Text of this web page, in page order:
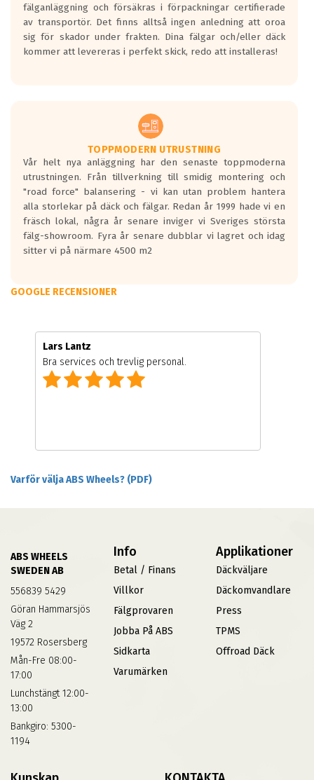
fälganläggning och försäkras i förpackningar certifierade
av transportör. Det finns alltså ingen anledning att oroa
sig för skador under frakten. Dina fälgar och/eller däck
kommer att levereras i perfekt skick, redo att installeras!
TOPPMODERN UTRUSTNING
Vår helt nya anläggning har den senaste toppmoderna
utrustningen. Från tillverkning till smidig montering och
"road force" balansering - vi kan utan problem hantera
alla storlekar på däck och fälgar. Redan år 1999 hade vi en
fräsch lokal, några år senare inviger vi Sveriges största
fälg-showroom. Fyra år senare dubblar vi lagret och idag
sitter vi på närmare 4500 m2
GOOGLE RECENSIONER
Lars Lantz
Bra services och trevlig personal.
Varför välja ABS Wheels? (PDF)
ABS WHEELS
SWEDEN AB
556839 5429
Göran Hammarsjös
Väg 2
19572 Rosersberg
Mån-Fre 08:00-
17:00
Lunchstängt 12:00-
13:00
Bankgiro: 5300-
1194
Info
Betal / Finans
Villkor
Fälgprovaren
Jobba På ABS
Sidkarta
Varumärken
Applikationer
Däckväljare
Däckomvandlare
Press
TPMS
Offroad Däck